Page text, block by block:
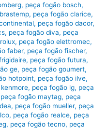
, peça fogão bosch,
, peça fogão clarice,
, peça fogão dacor,
, peça fogão diva, peça
, peça fogão elettromec,
faber, peça fogão fischer,
, peça fogão futura,
ge, peça fogão goumert,
hotpoint, peça fogão ilve,
, peça fogão lg, peça
peça fogão maytag, peça
, peça fogão mueller, peça
, peça fogão realce, peça
, peça fogão tecno, peça